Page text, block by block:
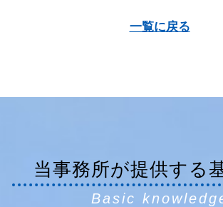
一覧に戻る
当事務所が提供する
Basic